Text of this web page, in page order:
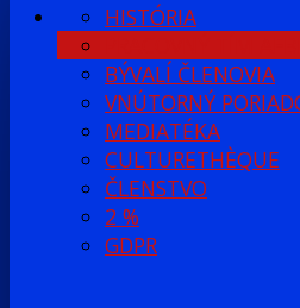
HISTÓRIA
PRACOVNÝ TÍM
BÝVALÍ ČLENOVIA
VNÚTORNÝ
MEDIATÉKA
CULTURETHÈQUE
ČLENSTVO
2 %
GDPR